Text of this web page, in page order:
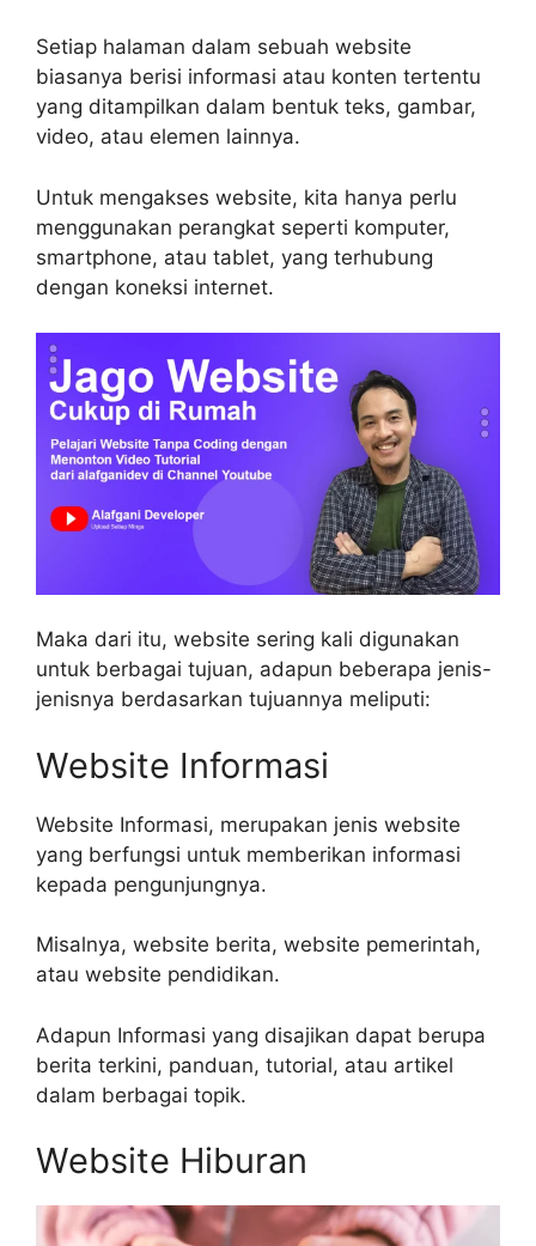
Setiap halaman dalam sebuah website
biasanya berisi informasi atau konten tertentu
yang ditampilkan dalam bentuk teks, gambar,
video, atau elemen lainnya.
Untuk mengakses website, kita hanya perlu
menggunakan perangkat seperti komputer,
smartphone, atau tablet, yang terhubung
dengan koneksi internet.
Maka dari itu, website sering kali digunakan
untuk berbagai tujuan, adapun beberapa jenis-
jenisnya berdasarkan tujuannya meliputi:
Website Informasi
Website Informasi, merupakan jenis website
yang berfungsi untuk memberikan informasi
kepada pengunjungnya.
Misalnya, website berita, website pemerintah,
atau website pendidikan.
Adapun Informasi yang disajikan dapat berupa
berita terkini, panduan, tutorial, atau artikel
dalam berbagai topik.
Website Hiburan